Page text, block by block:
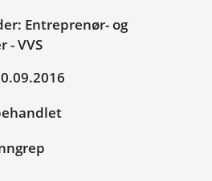
Entreprenør- og
- VVS